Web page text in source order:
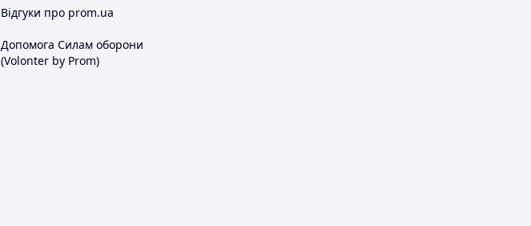
Відгуки про prom.ua
Допомога Силам оборони
(Volonter by Prom)